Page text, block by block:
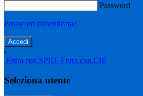
Password
Password dimenticata?
-
Entra con SPID Entra con CIE
Seleziona utente